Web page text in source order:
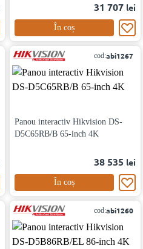
31 707 lei
În coș
cod:abi1267
Panou interactiv Hikvision DS-
D5C65RB/B 65-inch 4K
38 535 lei
În coș
cod:abi1260